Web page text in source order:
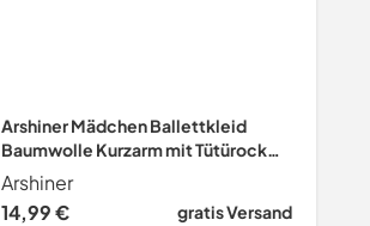
Arshiner Mädchen Ballettkleid
Baumwolle Kurzarm mit Tütürock
Schwarz 130
Arshiner
14,99 €
gratis Versand